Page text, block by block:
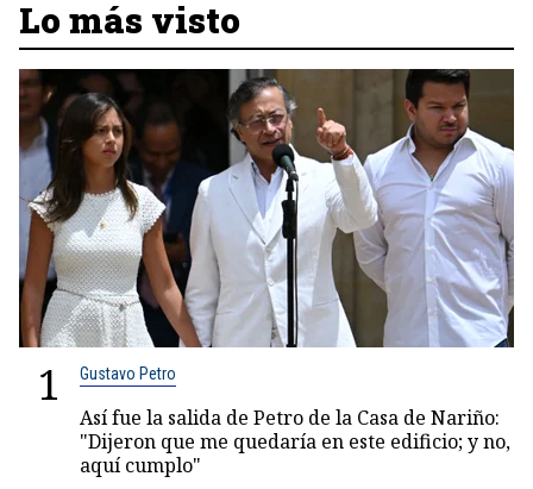
Lo más visto
1 Gustavo Petro
Así fue la salida de Petro de la Casa de Nariño:
"Dijeron que me quedaría en este edificio; y no,
aquí cumplo"